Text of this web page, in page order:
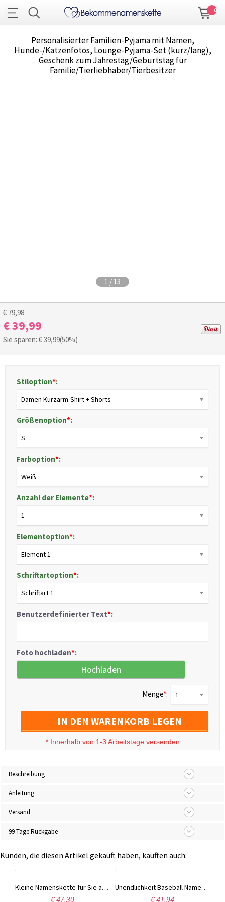
0
Personalisierter Familien-Pyjama mit Namen,
Hunde-/Katzenfotos, Lounge-Pyjama-Set (kurz/lang),
Geschenk zum Jahrestag/Geburtstag für
Familie/Tierliebhaber/Tierbesitzer
1 / 13
€ 79,98
€ 39,99
Sie sparen: €39,99(50%)
Stiloption*:
Damen Kurzarm-Shirt + Shorts
Größenoption*:
S
Farboption*:
Weiß
Anzahl der Elemente*:
1
Elementoption*:
Element 1
Schriftartoption*:
Schriftart 1
Benutzerdefinierter Text*:
Foto hochladen*:
Hochladen
Menge*: 1
IN DEN WARENKORB LEGEN
* Innerhalb von 1-3 Arbeitstage versenden
Beschreibung
Anleitung
Versand
99 Tage Rückgabe
Kunden, die diesen Artikel gekauft haben, kauften auch:
Kleine Namenskette für Sie aus Sterlingsilber
€ 47,30
Unendlichkeit Baseball Namenshalskette Sterling Silber
€ 41,94